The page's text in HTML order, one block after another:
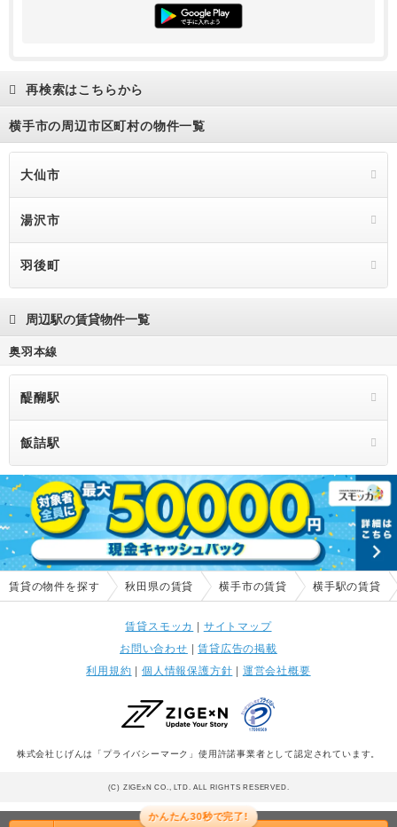
再検索はこちらから
横手市の周辺市区町村の物件一覧
大仙市
湯沢市
羽後町
周辺駅の賃貸物件一覧
奥羽本線
醍醐駅
飯詰駅
かんたん30秒で完了!
賃貸の物件を探す 秋田県の賃貸 横手市の賃貸 横手駅の賃貸
賃貸スモッカ | サイトマップ
お問い合わせ |賃貸広告の掲載
利用規約 | 個人情報保護方針 | 運営会社概要
株式会社じげんは「プライバシーマーク」使用許諾事業者として認定されています。
(C) ZIGExN CO., LTD. ALL RIGHTS RESERVED.